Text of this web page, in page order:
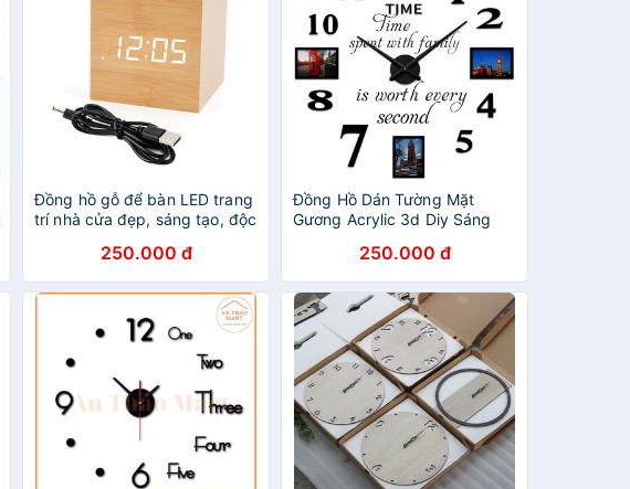
Đồng hồ gỗ để bàn LED trang
trí nhà cửa đẹp, sáng tạo, độc
250.000 đ
Đồng Hồ Dán Tường Mặt
Gương Acrylic 3d Diy Sáng
250.000 đ